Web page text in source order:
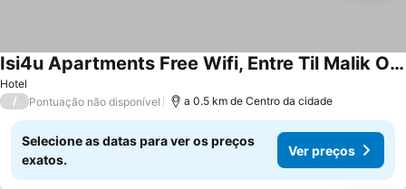
Hotel
Isi4u Apartments Free Wifi, Entre Til Malik Og Cykler
Ver preços
/ Pontuação não disponível a 0.5 km de Centro da cidade
Selecione as datas para ver os preços
exatos.
Ver preços